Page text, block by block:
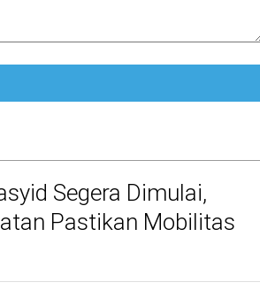
Segera Dimulai,
Pastikan Mobilitas